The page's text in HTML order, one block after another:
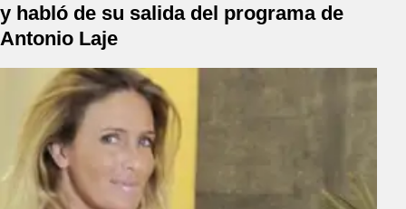
y habló de su salida del programa de
Antonio Laje